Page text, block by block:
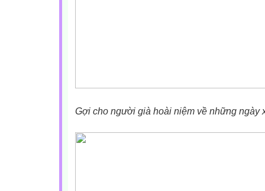
Gợi cho người già hoài niệm về những ngày